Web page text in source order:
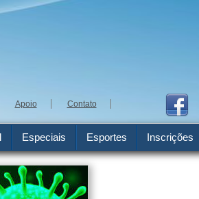
Apoio Contato
Especiais Esportes Inscrições